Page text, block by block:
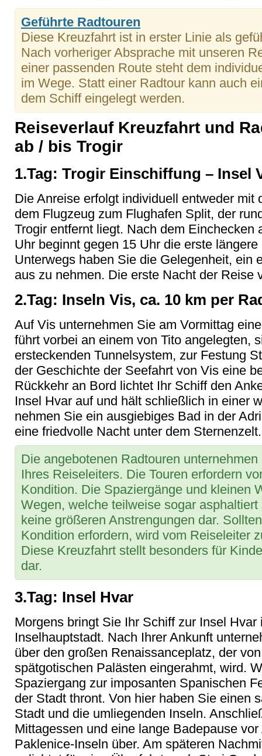
Geführte Radtouren
Diese Kreuzfahrt ist in erster Linie als
Nach vorheriger Absprache mit unseren
einer passenden Route steht dem
im Wege. Statt einer Radtour kann auch
dem Schiff eingelegt werden.
Reiseverlauf Kreuzfahrt und
ab / bis Trogir
1.Tag: Trogir Einschiffung – Insel
Die Anreise erfolgt individuell entweder mit
dem Flugzeug zum Flughafen Split, der
Trogir entfernt liegt. Nach dem Einchecken
Uhr beginnt gegen 15 Uhr die erste
Unterwegs haben Sie die Gelegenheit, ein
aus zu nehmen. Die erste Nacht der Reise
2.Tag: Inseln Vis, ca. 10 km per
Auf Vis unternehmen Sie am Vormittag
führt vorbei an einem von Tito angelegten,
ersteckenden Tunnelsystem, zur Festung
der Geschichte der Seefahrt von Vis eine
Rückkehr an Bord lichtet Ihr Schiff den
Insel Hvar auf und hält schließlich in einer
nehmen Sie ein ausgiebiges Bad in der
eine friedvolle Nacht unter dem Sternenzelt.
Die angebotenen Radtouren
Ihres Reiseleiters. Die Touren erfordern
Kondition. Die Spaziergänge und kleinen
Wegen, welche teilweise sogar
keine größeren Anstrengungen dar.
Kondition erfordern, wird vom Reiseleiter
Diese Kreuzfahrt stellt besonders für
dar.
3.Tag: Insel Hvar
Morgens bringt Sie Ihr Schiff zur Insel
Inselhauptstadt. Nach Ihrer Ankunft
über den großen Renaissanceplatz, der
spätgotischen Palästen eingerahmt, wird.
Spaziergang zur imposanten Spanischen
der Stadt thront. Von hier haben Sie einen
Stadt und die umliegenden Inseln.
Mittagessen und eine lange Badepause
Paklenice-Inseln über. Am späteren